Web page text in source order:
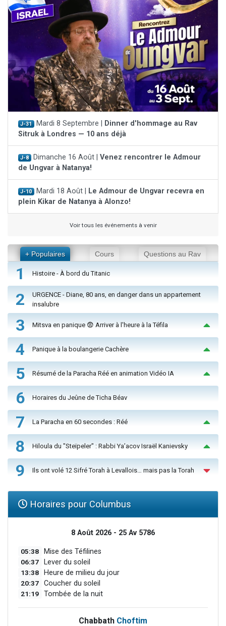
J-31 Mardi 8 Septembre |
Dinner d'hommage au Rav
Sitruk à Londres — 10 ans déjà
J-8 Dimanche 16 Août | Venez rencontrer le Admour
de Ungvar à Natanya!
J-10 Mardi 18 Août |
Le Admour de Ungvar recevra en
plein Kikar de Natanya à Alonzo!
Voir tous les événements à venir
+ Populaires Cours Questions au Rav
1 Histoire - À bord du Titanic
2
URGENCE - Diane, 80 ans, en danger dans un appartement
insalubre
3 Mitsva en panique 😨 Arriver à l'heure à la Téfila
4 Panique à la boulangerie Cachère
5 Résumé de la Paracha Réé en animation Vidéo IA
6 Horaires du Jeûne de Ticha Béav
7 La Paracha en 60 secondes : Réé
8 Hiloula du "Steïpeler" : Rabbi Ya’acov Israël Kanievsky
9 Ils ont volé 12 Sifré Torah à Levallois… mais pas la Torah
Horaires pour Columbus
8 Août 2026 - 25 Av 5786
05:38 Mise des Téfilines
06:37 Lever du soleil
13:38 Heure de milieu du jour
20:37 Coucher du soleil
21:19 Tombée de la nuit
Chabbath Choftim